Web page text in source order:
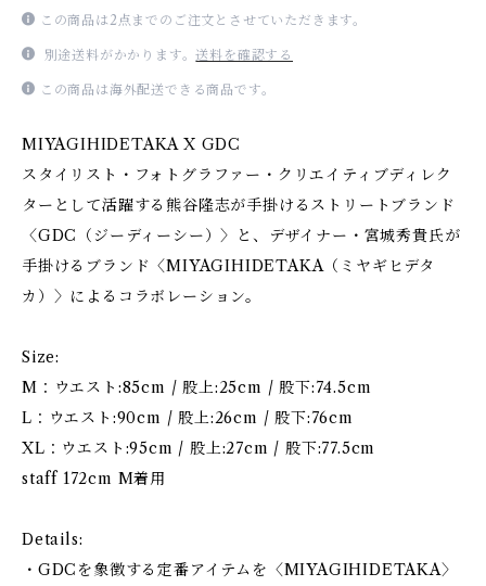
この商品は2点までのご注文とさせていただきます。
別途送料がかかります。送料を確認する
この商品は海外配送できる商品です。
MIYAGIHIDETAKA X GDC
スタイリスト・フォトグラファー・クリエイティブディレク
ターとして活躍する熊谷隆志が手掛けるストリートブランド
〈GDC（ジーディーシー）〉と、デザイナー・宮城秀貴氏が
手掛けるブランド〈MIYAGIHIDETAKA（ミヤギヒデタ
カ）〉によるコラボレーション。
Size:
M：ウエスト:85cm / 股上:25cm / 股下:74.5cm
L：ウエスト:90cm / 股上:26cm / 股下:76cm
XL：ウエスト:95cm / 股上:27cm / 股下:77.5cm
staff 172cm M着用
Details:
・GDCを象徴する定番アイテムを〈MIYAGIHIDETAKA〉